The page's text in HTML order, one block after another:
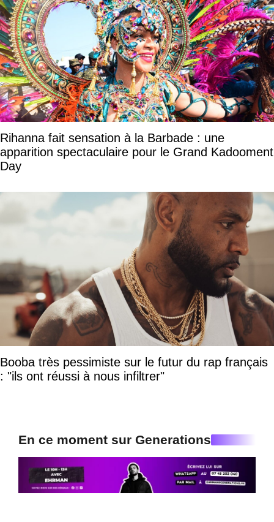
Rihanna fait sensation à la Barbade : une
apparition spectaculaire pour le Grand Kadooment
Day
Booba très pessimiste sur le futur du rap français
: "ils ont réussi à nous infiltrer"
En ce moment sur Generations